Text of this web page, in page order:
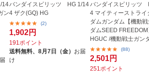
14
ン
バンダイスピリッツ HG 1/14
4 ザク(GQ) HG
(2)
1,902円
191ポイント
送料無料、8月7日（金） お届
け
バンダイスピリッツ
4 マイティーストライ
ダムガンダム【機動
ダムSEED FREEDOM
HGUC /機動戦士ガン
D]
(88)
2,501円
251ポイント